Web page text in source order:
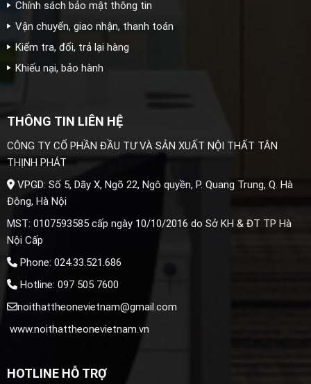
Chính sách bảo mật thông tin
Vận chuyển, giao nhận, thanh toán
Kiểm tra, đổi, trả lại hàng
Khiếu nại, bảo hành
THÔNG TIN LIÊN HỆ
CÔNG TY CỔ PHẦN ĐẦU TƯ VÀ SẢN XUẤT NỘI THẤT TÂN
THỊNH PHÁT
VPGD: Số 5, Dãy X, Ngõ 22, Ngô quyền, P. Quang Trung, Q. Hà
Đông, Hà Nội
MST: 0107593585 cấp ngày 10/10/2016 do Sở KH & ĐT TP Hà
Nội Cấp
Phone: 024.33.521.686
Hotline: 097 505 7600
noithattheonevietnam@gmail.com
www.noithattheonevietnam.vn
HOTLINE HỖ TRỢ